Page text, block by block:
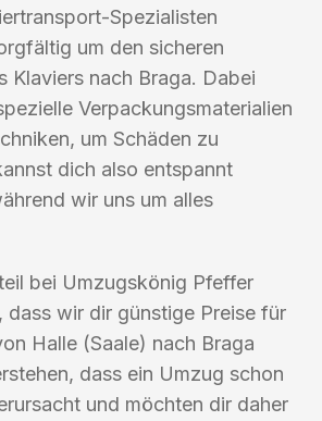
Spezialisten
um den sicheren
Klaviers nach Braga. Dabei
Verpackungsmaterialien
um Schäden zu
dich also entspannt
wir uns um alles
bei Umzugskönig Pfeffer
dass wir dir günstige Preise für
Halle (Saale) nach Braga
dass ein Umzug schon
und möchten dir daher